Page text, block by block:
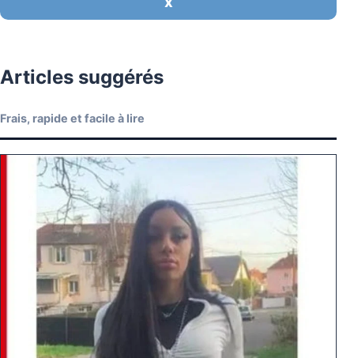
X
Articles suggérés
Frais, rapide et facile à lire